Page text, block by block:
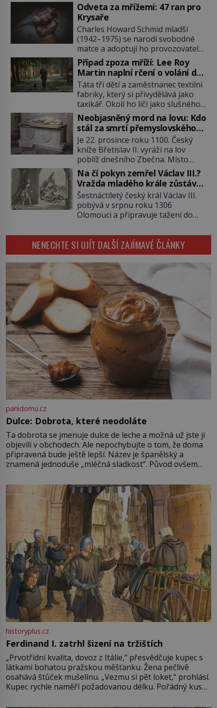
Odveta za mřížemi: 47 ran pro
Krysaře
Charles Howard Schmid mladší
(1942–1975) se narodí svobodné
matce a adoptují ho provozovatelé
pečovatelského domu Charles a
Katharine Schmidovi. Synek jim
mnoho radosti nepřinese. Mezi
přáteli v arizonském Tusconu se
mu přezdívá Krysař. Je to pohledný
a charismatický mladík, kterému to
ve škole dvakrát nejde. Exceluje ale
v tělocviku. Škola si díky němu
může vystavit […]
Případ zpoza mříží: Lee Roy
Martin naplní rčení o volání do
lesa
Táta tří dětí a zaměstnanec textilní
fabriky, který si přivydělává jako
taxikář. Okolí ho líčí jako slušného
člověka. To je Lee Roy Martin
(1937–1972), jinak též Škrtič z
Gaffney, městečka v Jižní Karolíně.
Mezi lety 1967 až 1968 zavraždí dvě
ženy a dvě dívky. Dne 20. května
1967 znásilní a zavraždí 32letou
Annie Lucille Dedmondovou. […]
Neobjasněný mord na lovu: Kdo
stál za smrtí přemyslovského
knížete Břetislava II.?
Je 22. prosince roku 1100. Český
kníže Břetislav II. vyráží na lov
poblíž dnešního Zbečna. Místo
návratu na Pražský hrad však
přichází smrt. Muž na něj zaútočí
kopím a panovník svým zraněním
podlehne. Kdo atentát zosnoval a
proč? Odpověď neznají ani historici
po více než devíti stech letech.
[…]
Na čí pokyn zemřel Václav III.?
Vražda mladého krále zůstává
po 720 letech nevyřešenou
záhadou
Šestnáctiletý český král Václav III.
pobývá v srpnu roku 1306
Olomouci a připravuje tažení do
však přichází smrt. Poslední
mužský potomek rodu
Přemyslovců padá rukou vraha a
české dějiny se během jediného
dne obracejí naruby. Ani po více
než sedmi stech letech není jisté,
kdo tehdy vraždil, a právě to činí
[…]
NENECHTE SI UJÍT DALŠÍ ZAJÍMAVÉ ČLÁNKY
panidomu.cz
Dulce: Dobrota, které neodoláte
Ta dobrota se jmenuje dulce de leche a možná už jste ji
objevili v obchodech. Ale nepochybujte o tom, že doma
připravená bude ještě lepší. Název je španělský a
znamená jednoduše „mléčná sladkost“. Původ ovšem
pře hned několik latinskoamerických zemí a k tomu
Francie, kde se traduje,
historyplus.cz
Ferdinand I. zatrhl šizení na tržištích
„Prvotřídní kvalita, dovoz z Itálie,“ přesvědčuje kupec s
látkami bohatou pražskou měšťanku. Žena pečlivě
osahává štůček mušelínu. „Vezmu si pět loket,“ prohlásí.
Kupec rychle naměří požadovanou délku. Pořádný kus